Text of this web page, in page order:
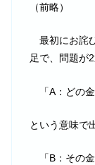
（前略）
最初にお詫
足で、問題が
「A：どの金
という意味で
「B：その金